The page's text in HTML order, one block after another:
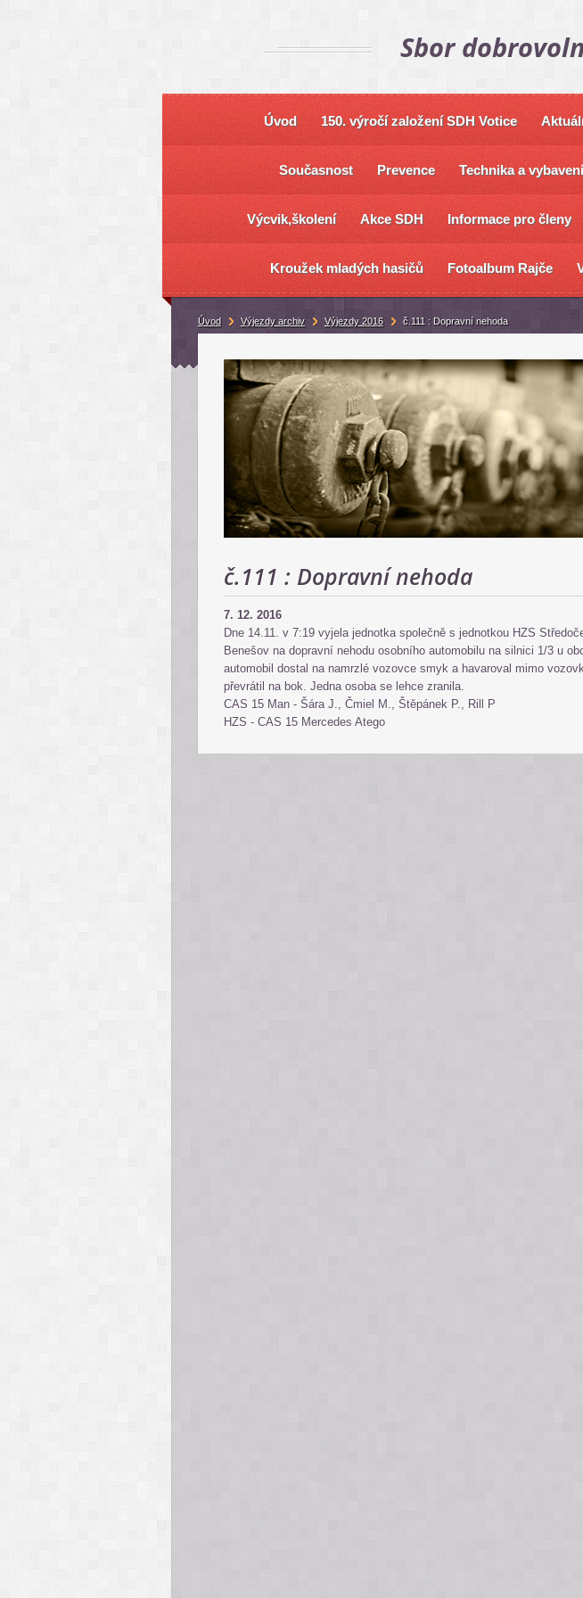
Sbor
Úvod 150. výročí založení SDH Votice
Současnost Prevence Technika a vybavení
Výcvik,školení Akce SDH Informace pro členy
Kroužek mladých hasičů Fotoalbum Rajče
č.111 : Dopravní nehoda
7. 12. 2016
Dne 14.11. v 7:19 vyjela jednotka společně s jednotkou HZS
Benešov na dopravní nehodu osobního automobilu na silnici 1/3 u
automobil dostal na namrzlé vozovce smyk a havaroval mimo
převrátil na bok. Jedna osoba se lehce zranila.
CAS 15 Man - Šára J., Čmiel M., Štěpánek P., Rill P
HZS - CAS 15 Mercedes Atego
Úvod Výjezdy archiv Výjezdy 2016 č.111 : Dopravní nehoda